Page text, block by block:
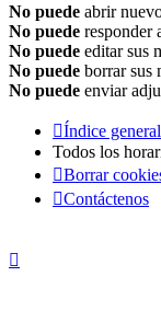
No puede abrir
No puede responder
No puede editar sus
No puede borrar sus
No puede enviar
Índice general
Todos los
Borrar
Contáctenos